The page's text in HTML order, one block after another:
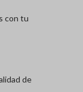
con tu
de